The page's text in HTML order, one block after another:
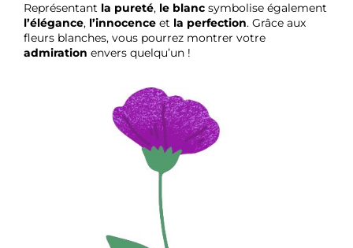
Représentant la pureté, le blanc symbolise également
l’élégance, l’innocence et la perfection. Grâce aux
fleurs blanches, vous pourrez montrer votre
admiration envers quelqu’un !